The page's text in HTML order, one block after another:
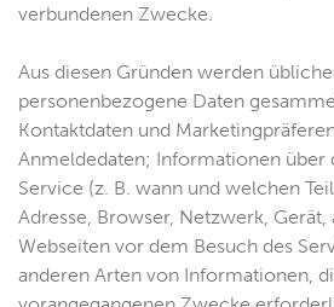
verbundenen Zwecke.
Aus diesen Gründen werden
personenbezogene Daten
Kontaktdaten und
Anmeldedaten; Informationen über
Service (z. B. wann und welchen
Adresse, Browser, Netzwerk, Gerät,
Webseiten vor dem Besuch des
anderen Arten von Informationen,